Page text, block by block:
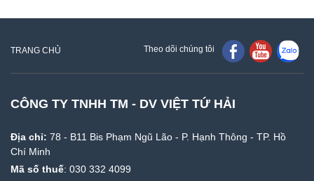
TRANG CHỦ Theo dõi chúng tôi
CÔNG TY TNHH TM - DV VIỆT TỨ HẢI
Địa chỉ: 78 - B11 Bis Phạm Ngũ Lão - P. Hạnh Thông - TP. Hồ
Chí Minh
Mã số thuế: 030 332 4099